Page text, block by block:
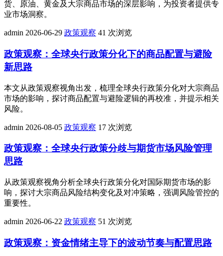
货、原油、黄金及大宗商品市场的深层影响，为投资者提供专
业市场洞察。
admin 2026-06-29 政策观察 41 次浏览
政策观察：全球央行政策分化下的商品配置与避险
新思路
本文从政策观察视角出发，梳理全球央行政策分化对大宗商品
市场的影响，探讨商品配置与避险逻辑的再校准，并提示相关
风险。
admin 2026-08-05 政策观察 17 次浏览
政策观察：全球央行政策分歧与期货市场风险管理
思路
从政策观察视角分析全球央行政策分化对国际期货市场的影
响，探讨大宗商品风险结构变化及对冲策略，强调风险管控的
重要性。
admin 2026-06-22 政策观察 51 次浏览
政策观察：资金情绪主导下的波动节奏与配置思路